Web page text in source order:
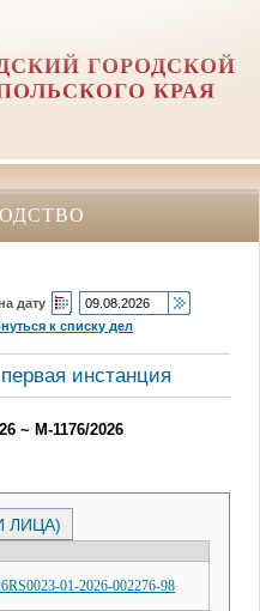
ГОРОДСКОЙ
КРАЯ
дату
к списку дел
инстанция
~ М-1176/2026
ЛИЦА)
01-2026-002276-98